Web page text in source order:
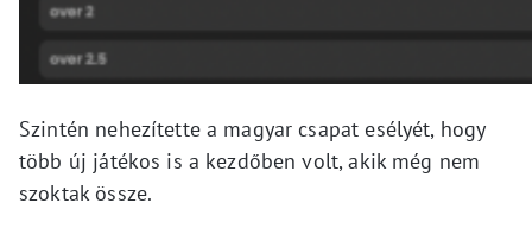
Szintén nehezítette a magyar csapat esélyét, hogy
több új játékos is a kezdőben volt, akik még nem
szoktak össze.